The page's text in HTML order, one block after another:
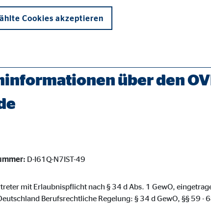
über den
D-I61Q-N7IST-49
mit Erlaubnispflicht nach § 34 d Abs. 1 GewO,
Berufsrechtliche Regelung: § 34 d GewO, §§ 59 -
Cookies akzeptieren
und sind für die einwandfreie Funktion der Website
Association
von Benutzereinstellungen